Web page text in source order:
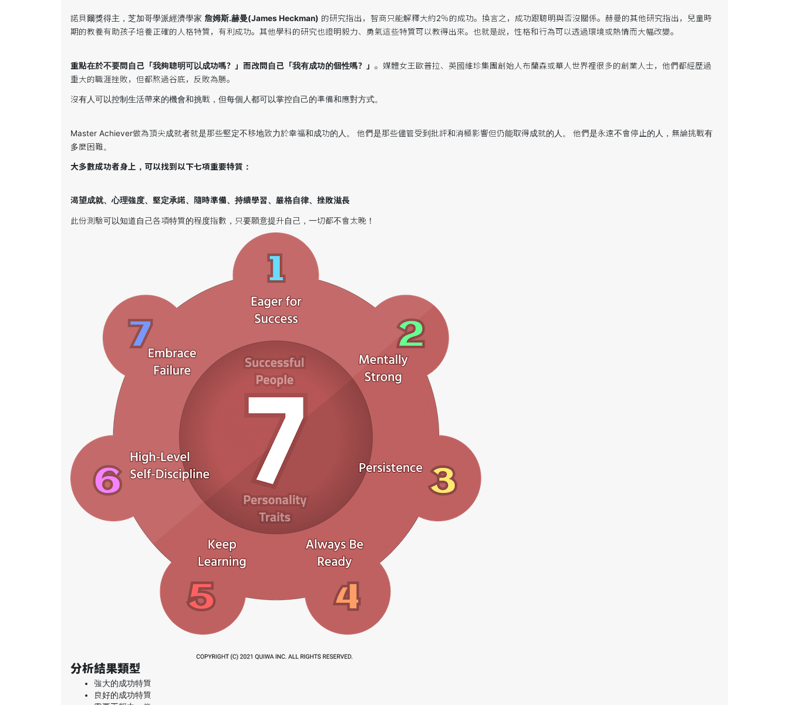
諾貝爾獎得主，芝加哥學派經濟學家 詹姆斯.赫曼(James Heckman) 的研究指出，智商只能解釋大約2％的成功。換言之，成功跟聰明與否沒關係。赫曼的其他研究指出，兒童時
期的教養有助孩子培養正確的人格特質，有利成功。其他學科的研究也證明毅力、勇氣這些特質可以教得出來。也就是說，性格和行為可以透過環境或熱情而大幅改變。
重點在於不要問自己「我夠聰明可以成功嗎？」而改問自己「我有成功的個性嗎？」 。媒體女王歐普拉、英國維珍集團創始人布蘭森或華人世界裡很多的創業人士，他們都經歷過
重大的職涯挫敗，但都熬過谷底，反敗為勝。
沒有人可以控制生活帶來的機會和挑戰，但每個人都可以掌控自己的準備和應對方式。
Master Achiever做為頂尖成就者就是那些堅定不移地致力於幸福和成功的人。 他們是那些儘管受到批評和消極影響但仍能取得成就的人。 他們是永遠不會停止的人，無論挑戰有
多麼困難。
大多數成功者身上，可以找到以下七項重要特質：
渴望成就、心理強度、堅定承諾、隨時準備、持續學習、嚴格自律、挫敗滋長
此份測驗可以知道自己各項特質的程度指數，只要願意提升自己，一切都不會太晚！
分析結果類型
強大的成功特質
良好的成功特質